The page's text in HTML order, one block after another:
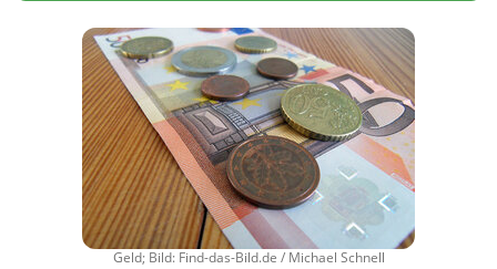
Geld; Bild: Find-das-Bild.de / Michael Schnell